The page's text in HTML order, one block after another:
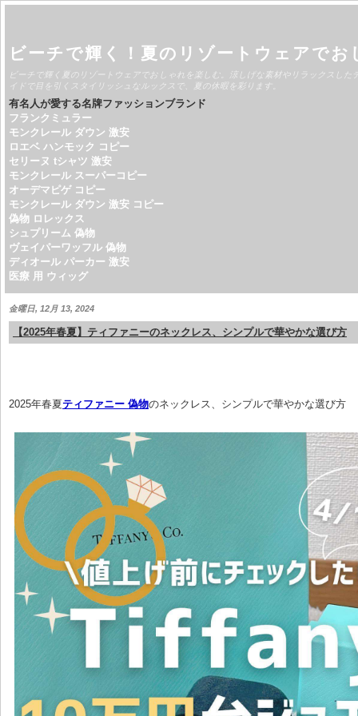
ビーチで輝く！夏のリゾートウェアでお
ビーチで輝く夏のリゾートウェアでおしゃれを楽しむ。涼しげな素材やリラックスし
イドで目を引くスタイリッシュなルックスで、夏の休暇を彩ります。
有名人が愛する名牌ファッションブランド
フランクミュラー
モンクレール ダウン 激安
ロエベ ハンモック コピー
セリーヌ tシャツ 激安
モンクレール スーパーコピー
オーデマピゲ コピー
モンクレール ダウン 激安 コピー
偽物 ロレックス
シュプリーム 偽物
ヴェイパーワッフル 偽物
ディオール パーカー 激安
医療 用 ウィッグ
金曜日, 12月 13, 2024
【2025年春夏】ティファニーのネックレス、シンプルで華やかな選び方
2025年春夏ティファニー 偽物のネックレス、シンプルで華やかな選び方